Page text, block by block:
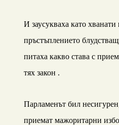
И заусукваха като хванати
пръстъплението
питаха какво става с
тях закон .
Парламенът бил
приемат мажоритарни